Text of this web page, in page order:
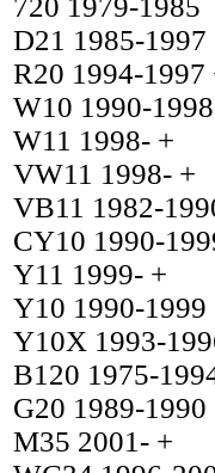
D21 1985-1997
R20 1994-1997
W10 1990-
W11 1998- +
VW11 1998- +
VB11 1982-
CY10 1990-
Y11 1999- +
Y10 1990-1999
Y10X 1993-
B120 1975-
G20 1989-1990
M35 2001- +